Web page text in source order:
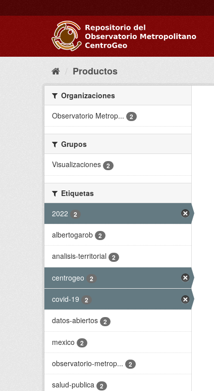
al
Productos
Organizaciones
Observatorio Metrop...
2
Grupos
Visualizaciones
2
Etiquetas
2022
2
albertogarob 2
analisis-territorial 2
centrogeo 2
covid-19 2
datos-abiertos 2
mexico 2
observatorio-metrop... 2
salud-publica 2